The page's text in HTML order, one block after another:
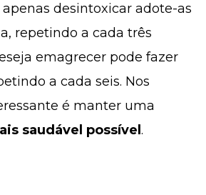
desintoxicar adote-as
repetindo a cada três
emagrecer pode fazer
a cada seis. Nos
é manter uma
saudável possível .